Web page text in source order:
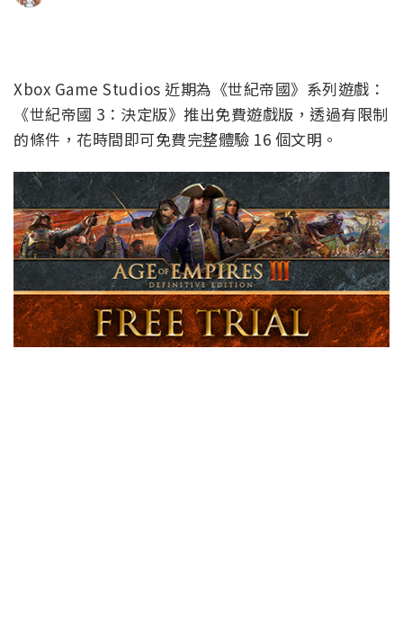
Xbox Game Studios 近期為《世紀帝國》系列遊戲：
《世紀帝國 3：決定版》推出免費遊戲版，透過有限制
的條件，花時間即可免費完整體驗 16 個文明。